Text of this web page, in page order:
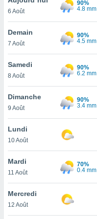
et
»,
au
vous
qu'ils
ou
le
ainsi
un
la
du
6 Août
90%
4.8 mm
Demain
7 Août
90%
4.5 mm
Samedi
8 Août
90%
6.2 mm
Dimanche
9 Août
90%
3.4 mm
Lundi
10 Août
Mardi
11 Août
70%
0.4 mm
Mercredi
12 Août